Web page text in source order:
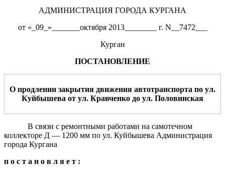
АДМИНИСТРАЦИЯ ГОРОДА КУРГАНА
от «_09_»_______октября 2013________ г. N__7472___
Курган
ПОСТАНОВЛЕНИЕ
О продлении закрытия движения автотранспорта по ул.
Куйбышева от ул. Кравченко до ул. Половинская
В связи с ремонтными работами на самотечном
коллекторе Д — 1200 мм по ул. Куйбышева Администрация
города Кургана
п о с т а н о в л я е т :